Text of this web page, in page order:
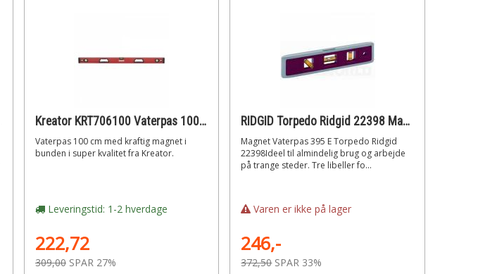
Kreator KRT706100 Vaterpas 100 cm, kraftig magnet i bunden
Vaterpas 100 cm med kraftig magnet i
bunden i super kvalitet fra Kreator.
Leveringstid: 1-2 hverdage
222,72
309,00 SPAR 27%
RIDGID Torpedo Ridgid 22398 Magnet Vaterpas 395 E
Magnet Vaterpas 395 E Torpedo Ridgid
22398Ideel til almindelig brug og arbejde
på trange steder. Tre libeller fo...
Varen er ikke på lager
246,-
372,50 SPAR 33%